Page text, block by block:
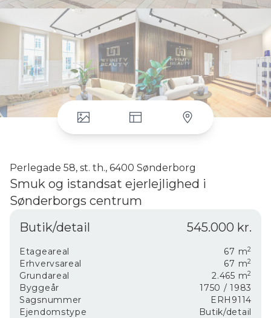
Perlegade 58, st. th., 6400 Sønderborg
Smuk og istandsat ejerlejlighed i
Sønderborgs centrum
perfekt beliggende ved Rønhaveplads der byder på
Udstillingsvinduerne giver et godt lysindfald og rig
mulighed for at præsentere, produkter og samtidig
skabe synlighed.
Der er indgang til forretningslokalet direkte fra
gågaden. Ejerlejligheden er smukt renoveret med de
Butik/detail 545.000 kr.
Etageareal 67 m2
Erhvervsareal 67 m2
Grundareal 2.465 m2
Byggeår 1750 / 1983
Sagsnummer
ERH9114
Ejendomstype
Butik/detail